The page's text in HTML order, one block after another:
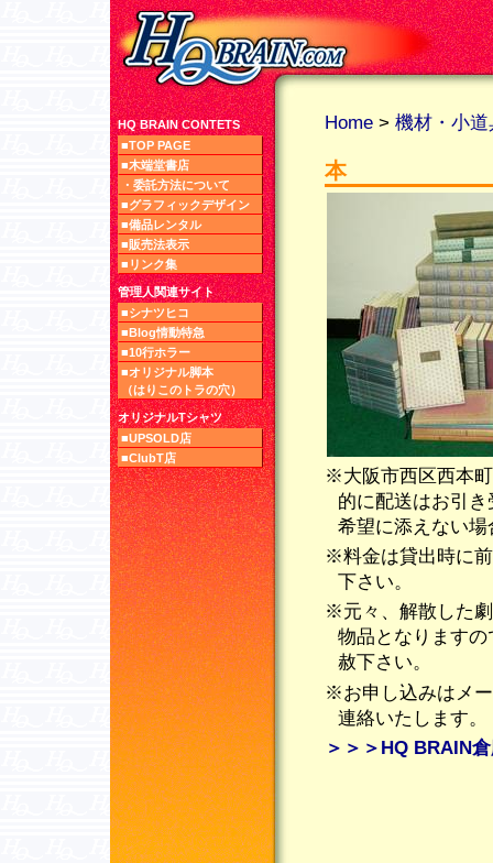
Home > 機材・小
本
※大阪市西区西本
的に配送はお引
希望に添えない
※料金は貸出時に
下さい。
※元々、解散した
物品となります
赦下さい。
※お申し込みはメ
連絡いたします。
＞＞＞HQ BRAIN
HQ BRAIN CONTETS
■TOP PAGE
■木端堂書店
・委託方法について
■グラフィックデザイン
■備品レンタル
■販売法表示
■リンク集
管理人関連サイト
■シナツヒコ
■Blog情動特急
■10行ホラー
■オリジナル脚本
（はりこのトラの穴）
オリジナルTシャツ
■UPSOLD店
■ClubT店